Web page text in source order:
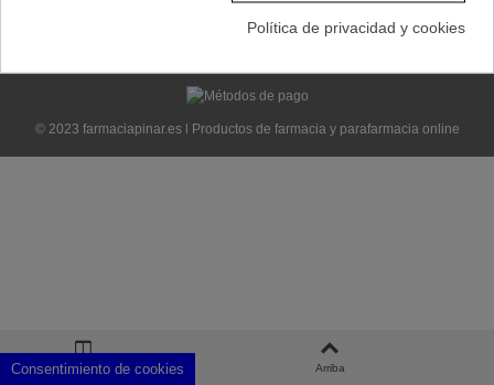
© 2023 farmaciapinar.es l Productos de farmacia y parafarmacia online
Columna izquierda Arriba
Política de privacidad y cookies
Consentimiento de cookies